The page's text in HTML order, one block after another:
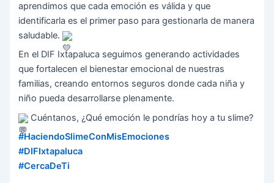
aprendimos que cada emoción es válida y que
identificarla es el primer paso para gestionarla de manera
saludable.
En el DIF Ixtapaluca seguimos generando actividades
que fortalecen el bienestar emocional de nuestras
familias, creando entornos seguros donde cada niña y
niño pueda desarrollarse plenamente.
Cuéntanos, ¿Qué emoción le pondrías hoy a tu slime?
#HaciendoSlimeConMisEmociones
#DIFIxtapaluca
#CercaDeTi